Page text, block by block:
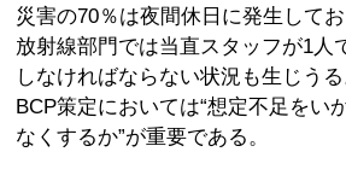
災害の70％は夜間休日に発生してお
放射線部門では当直スタッフが1人
しなければならない状況も生じうる
BCP策定においては“想定不足をい
なくするか”が重要である。